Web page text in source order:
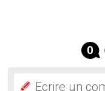
0
Ecrire un